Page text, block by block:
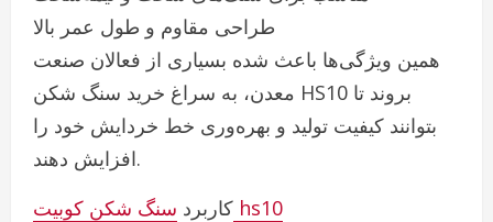
طراحی مقاوم و طول عمر بالا
همین ویژگی‌ها باعث شده بسیاری از فعالان صنعت
معدن، به سراغ خرید سنگ شکن HS10 بروند تا
بتوانند کیفیت تولید و بهره‌وری خط خردایش خود را
افزایش دهند.
کاربرد سنگ شکن کوبیت hs10